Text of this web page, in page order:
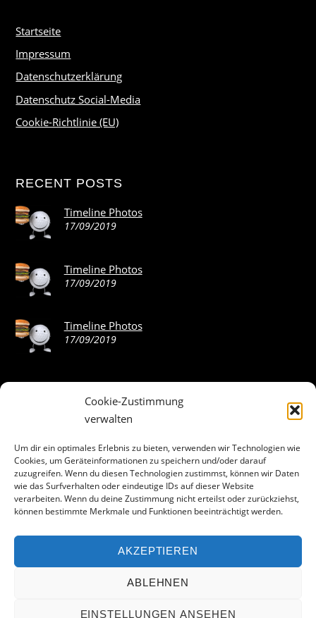
Cookie-Zustimmung
verwalten
Um dir ein optimales Erlebnis zu bieten, verwenden wir Technologien wie
Cookies, um Geräteinformationen zu speichern und/oder darauf
zuzugreifen. Wenn du diesen Technologien zustimmst, können wir Daten
wie das Surfverhalten oder eindeutige IDs auf dieser Website
verarbeiten. Wenn du deine Zustimmung nicht erteilst oder zurückziehst,
können bestimmte Merkmale und Funktionen beeinträchtigt werden.
AKZEPTIEREN
ABLEHNEN
EINSTELLUNGEN ANSEHEN
Startseite
Impressum
Datenschutzerklärung
Datenschutz Social-Media
Cookie-Richtlinie (EU)
RECENT POSTS
Timeline Photos
17/09/2019
Timeline Photos
17/09/2019
Timeline Photos
17/09/2019
ABOUT THE LANDING THEME…
The Landing theme is a one-page design WordPress theme
that’s focused on getting your audience to follow-through
with your call-to-action. Built to work seamlessly with our
drag & drop Builder plugin, it gives you the ability to
customize the look and feel of your content.